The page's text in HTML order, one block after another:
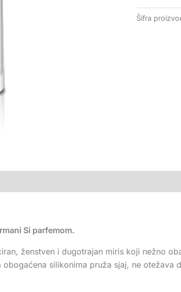
Šifra
Si parfemom.
ženstven i dugotrajan miris koji nežno
obogaćena silikonima pruža sjaj, ne otežava